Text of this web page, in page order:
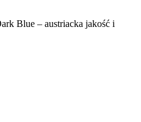
Blue – austriacka jakość i